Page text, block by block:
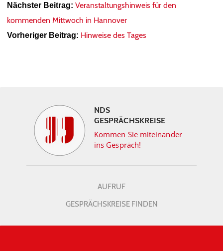
Nächster Beitrag: Veranstaltungshinweis für den
kommenden Mittwoch in Hannover
Vorheriger Beitrag: Hinweise des Tages
NDS
GESPRÄCHSKREISE
Kommen Sie miteinander
ins Gespräch!
AUFRUF
GESPRÄCHSKREISE FINDEN